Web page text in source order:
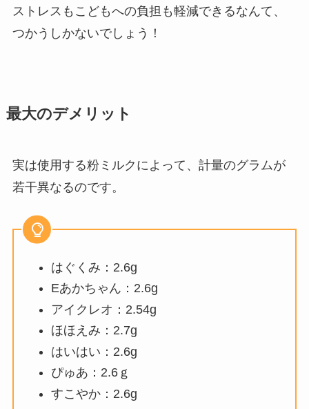
ストレスもこどもへの負担も軽減できるなんて、
つかうしかないでしょう！
最大のデメリット
実は使用する粉ミルクによって、計量のグラムが
若干異なるのです。
はぐくみ：2.6g
Eあかちゃん：2.6g
アイクレオ：2.54g
ほほえみ：2.7g
はいはい：2.6g
ぴゅあ：2.6ｇ
すこやか：2.6g